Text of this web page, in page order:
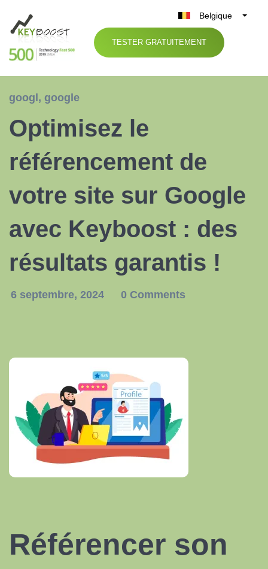
Belgique
België
Nederland
TESTER GRATUITEMENT
googl , google
Optimisez le
référencement de
votre site sur Google
avec Keyboost : des
résultats garantis !
6 septembre, 2024 0 Comments
Référencer son